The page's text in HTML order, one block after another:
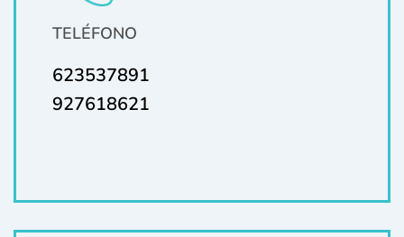
TELÉFONO
623537891
927618621